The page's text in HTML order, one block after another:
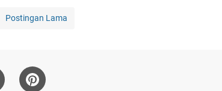
Postingan Lama